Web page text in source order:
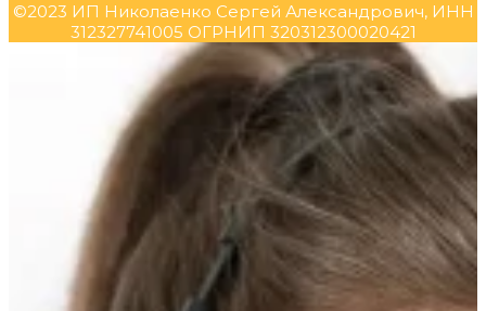
©2023 ИП Николаенко Сергей Александрович, ИНН
312327741005 ОГРНИП 320312300020421